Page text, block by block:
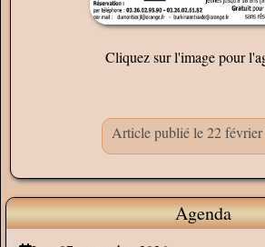
Cliquez sur l'image pour
Article publié le 22 février
Agenda